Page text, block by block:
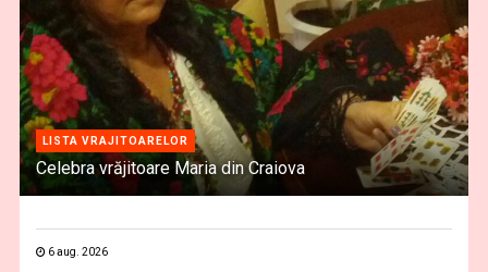
LISTA VRAJITOARELOR
Celebra vrăjitoare Maria din Craiova
6 aug. 2026